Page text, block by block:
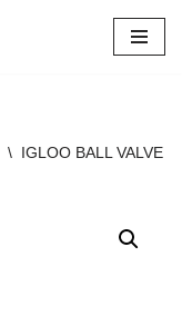
\ IGLOO BALL VALVE